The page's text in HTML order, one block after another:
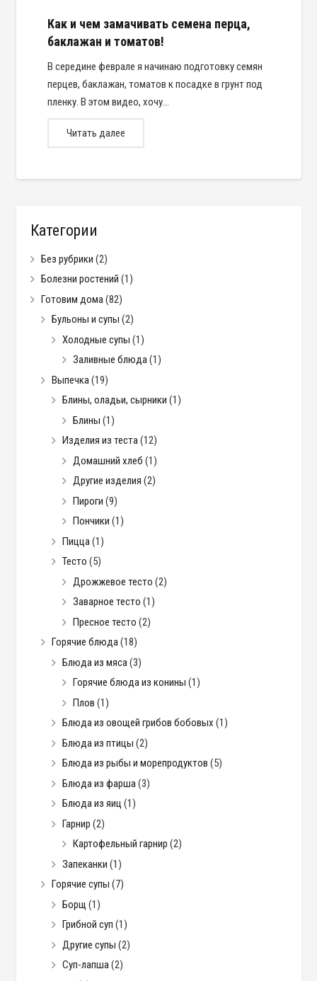
Как и чем замачивать семена перца,
баклажан и томатов!
В середине феврале я начинаю подготовку семян
перцев, баклажан, томатов к посадке в грунт под
пленку. В этом видео, хочу…
Читать далее
Категории
Без рубрики (2)
Болезни ростений (1)
Готовим дома(82)
Бульоны и супы (2)
Холодные супы (1)
Заливные блюда(1)
Выпечка(19)
Блины, оладьи, сырники (1)
Блины (1)
Изделия из теста(12)
Домашний хлеб (1)
Другие изделия (2)
Пироги (9)
Пончики (1)
Пицца(1)
Тесто (5)
Дрожжевое тесто (2)
Заварное тесто (1)
Пресное тесто (2)
Горячие блюда(18)
Блюда из мяса(3)
Горячие блюда из конины (1)
Плов (1)
Блюда из овощей грибов бобовых (1)
Блюда из птицы (2)
Блюда из рыбы и морепродуктов (5)
Блюда из фарша(3)
Блюда из яиц (1)
Гарнир (2)
Картофельный гарнир (2)
Запеканки (1)
Горячие супы (7)
Борщ (1)
Грибной суп (1)
Другие супы (2)
Суп-лапша(2)